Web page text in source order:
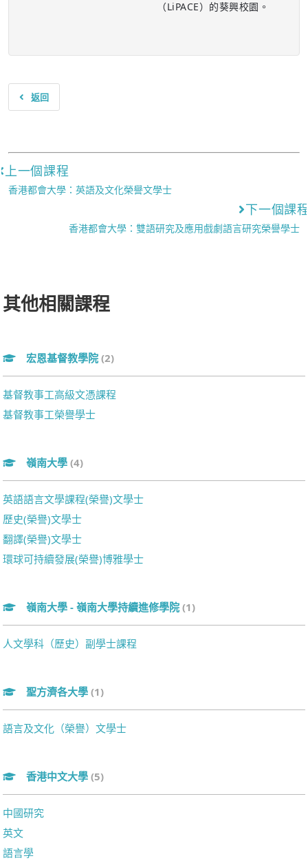
（LiPACE）的葵興校園。
返回
上一個課程
香港都會大學：英語及文化榮譽文學士
下一個課
香港都會大學：雙語研究及應用戲劇語言研究榮譽學士
其他相關課程
宏恩基督教學院 (2)
基督教事工高級文憑課程
基督教事工榮譽學士
嶺南大學 (4)
英語語言文學課程(榮譽)文學士
歷史(榮譽)文學士
翻譯(榮譽)文學士
環球可持續發展(榮譽)博雅學士
嶺南大學 - 嶺南大學持續進修學院 (1)
人文學科（歷史）副學士課程
聖方濟各大學 (1)
語言及文化（榮譽）文學士
香港中文大學 (5)
中國研究
英文
語言學